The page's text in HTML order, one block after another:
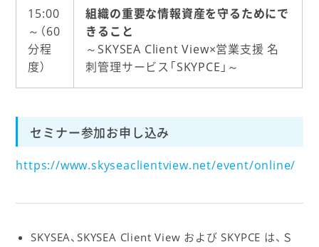
15:00
～（60
分程
度）
組織の重要な情報資産を守るためにで
きること
～SKYSEA Client View×営業支援 名
刺管理サービス「SKYPCE」～
セミナー参加お申し込み
https://www.skyseaclientview.net/event/online/
SKYSEA、SKYSEA Client View および SKYPCE は、Ｓ